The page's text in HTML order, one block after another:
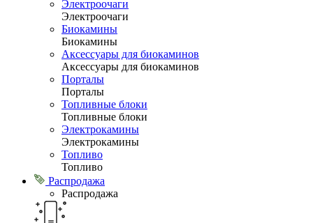
Электроочаги
Электроочаги
Биокамины
Биокамины
Аксессуары для биокаминов
Аксессуары для биокаминов
Порталы
Порталы
Топливные блоки
Топливные блоки
Электрокамины
Электрокамины
Топливо
Топливо
Распродажа
Распродажа